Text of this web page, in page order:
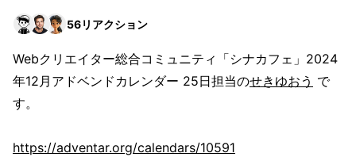
56リアクション
Webクリエイター総合コミュニティ「シナカフェ」2024
年12月アドベンドカレンダー 25日担当のせきゆおう で
す。
https://adventar.org/calendars/10591